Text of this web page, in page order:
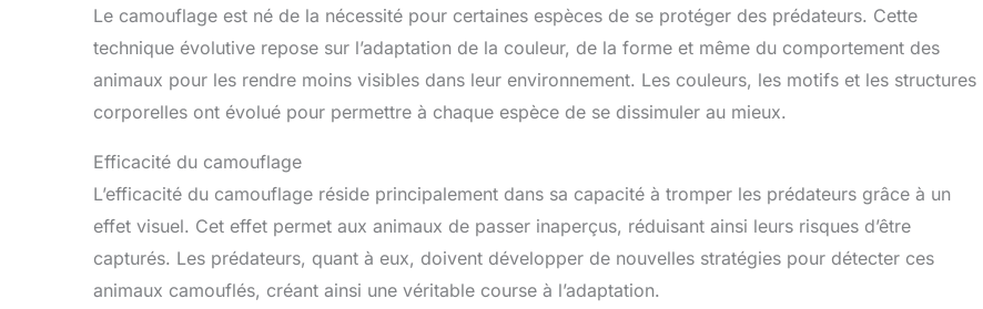
Le camouflage est né de la nécessité pour certaines espèces de se protéger des prédateurs. Cette
technique évolutive repose sur l’adaptation de la couleur, de la forme et même du comportement des
animaux pour les rendre moins visibles dans leur environnement. Les couleurs, les motifs et les structures
corporelles ont évolué pour permettre à chaque espèce de se dissimuler au mieux.
Efficacité du camouflage
L’efficacité du camouflage réside principalement dans sa capacité à tromper les prédateurs grâce à un
effet visuel. Cet effet permet aux animaux de passer inaperçus, réduisant ainsi leurs risques d’être
capturés. Les prédateurs, quant à eux, doivent développer de nouvelles stratégies pour détecter ces
animaux camouflés, créant ainsi une véritable course à l’adaptation.